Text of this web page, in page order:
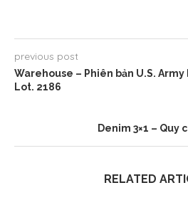
previous post
Warehouse – Phiên bản U.S.
Lot. 2186
Denim 3×1 – Quy
RELATED